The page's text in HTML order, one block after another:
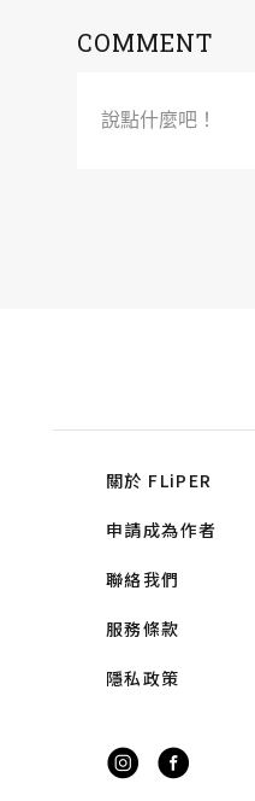
COMMENT
說點什麼吧！
關於 FLiPER
申請成為作者
聯絡我們
服務條款
隱私政策